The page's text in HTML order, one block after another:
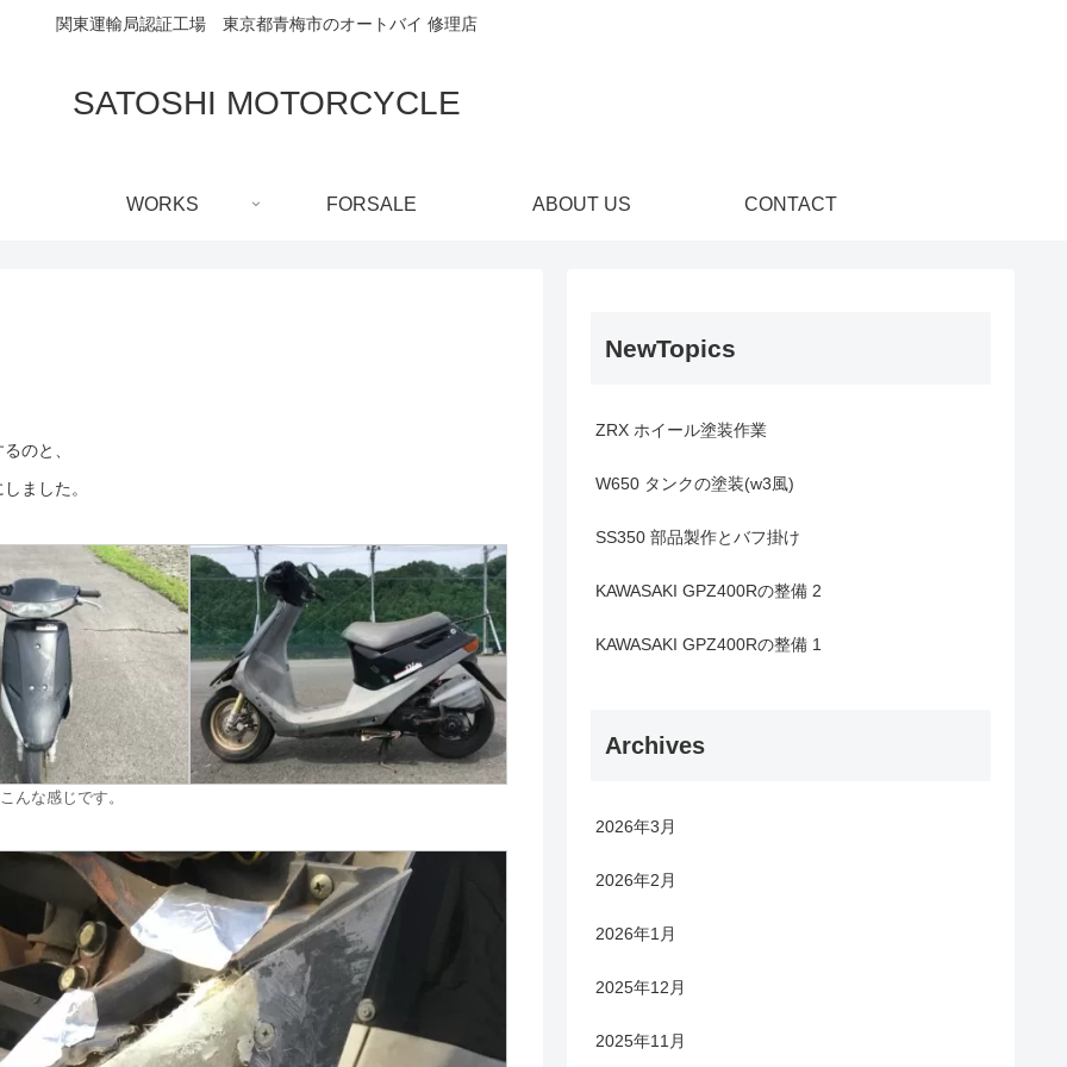
関東運輸局認証工場 東京都青梅市のオートバイ 修理店
SATOSHI MOTORCYCLE
WORKS FORSALE ABOUT US CONTACT
のと、
ました。
んな感じです。
NewTopics
ZRX ホイール塗装作業
W650 タンクの塗装(w3風)
SS350 部品製作とバフ掛け
KAWASAKI GPZ400Rの整備 2
KAWASAKI GPZ400Rの整備 1
Archives
2026年3月
2026年2月
2026年1月
2025年12月
2025年11月